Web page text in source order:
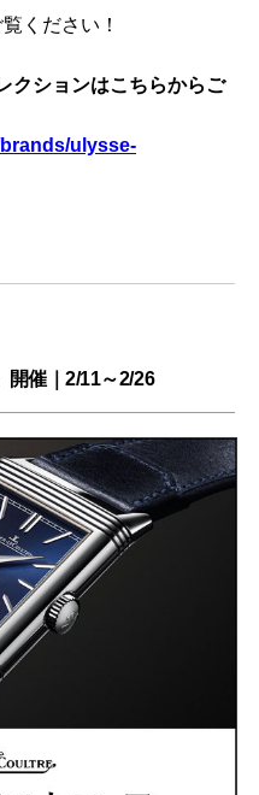
ください！
クションはこちらからご
ulysse-
開催｜2/11～2/26